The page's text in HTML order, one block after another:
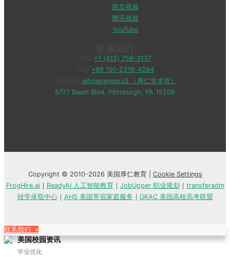
西瓜视频
腾讯视频
YouTube
+1 (412) 756-3137
+86 191-2318-4284
wholerenguru3 （厚仁学术哥）
5777 Baum Blvd, Pittsburgh, PA 15206
Copyright © 2010-2026 美国厚仁教育 | Cookie Settings
FrogHire.ai｜ ReadyAI 人工智能教育｜ JobUpper 职业规划 ｜ transferadm
转学录取中心｜ AHS 美国寄宿家庭服务 ｜ GKAC 美国高校高考联盟
联系我们 »
美国校园资讯
学业优化